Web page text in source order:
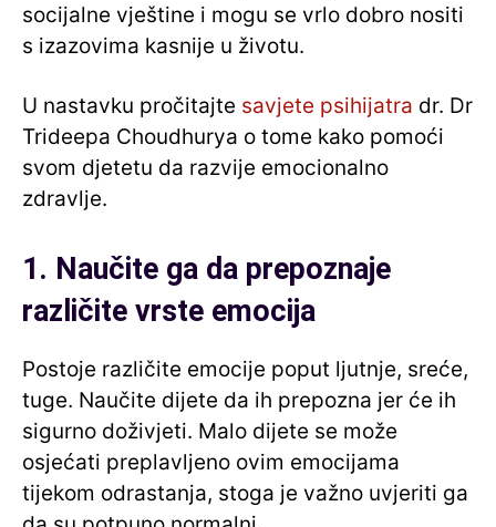
socijalne vještine i mogu se vrlo dobro nositi
s izazovima kasnije u životu.
U nastavku pročitajte savjete psihijatra dr. Dr
Trideepa Choudhurya o tome kako pomoći
svom djetetu da razvije emocionalno
zdravlje.
1. Naučite ga da prepoznaje
različite vrste emocija
Postoje različite emocije poput ljutnje, sreće,
tuge. Naučite dijete da ih prepozna jer će ih
sigurno doživjeti. Malo dijete se može
osjećati preplavljeno ovim emocijama
tijekom odrastanja, stoga je važno uvjeriti ga